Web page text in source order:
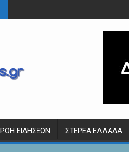
ΡΟΉ ΕΙΔΉΣΕΩΝ ΣΤΕΡΕΆ ΕΛΛΆΔΑ